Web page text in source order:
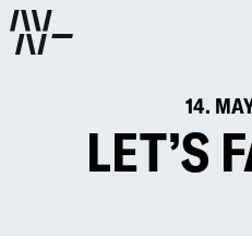
14.
LET’S